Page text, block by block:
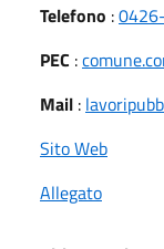
Telefono :
PEC :
Mail :
Sito Web
Allegato